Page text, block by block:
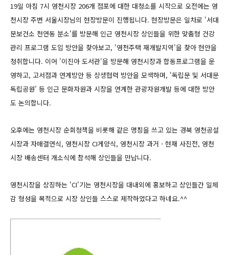
19일 아침 7시 영천시장 206개 점포에 대한 대청소를 시작으로 오전에는 영
천시장 주변 서울시장님의 현장방문이 진행됩니다. 현장방문은 일차로 '서대
문보건소 천연동 분소'를 방문해 인근 영천시장 상인들을 위한 맞춤형 건강
관리 프로그램 도입 방안을 찾아보고, '영천주택 재개발지역'을 찾아 현안을
청취합니다. 이어 '이진아 도서관'을 방문해 영천시장과 합동프로그램을 운
영하고, 고서점과 연계방안 등 상생협력 방안을 모색하며, '독립문 및 서대문
독립공원' 등 인근 문화자원과 시장을 연계한 관광자원개발 등에 대한 방안
도 논의합니다.
오후에는 영천시장 순회청책을 비롯해 같은 명칭을 쓰고 있는 경북 영천공설
시장과 자매결연식, 영천시장 CI게양식, 영천시장 과거ㆍ현재 사진전, 영천
시장 배송센터 개소식에 참석해 상인들을 만납니다.
영천시장을 상징하는 'CI'기는 영천시장을 대내외에 홍보하고 상인들간 일체
감 형성을 목적으로 시장 상인들 스스로 제작하였다고 하네요.^^